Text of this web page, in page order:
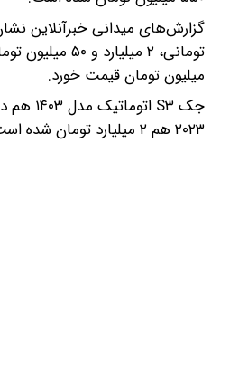
میلیون تومان قیمت خورد.
۲۰۲۳ هم ۲ میلیارد تومان شده است.